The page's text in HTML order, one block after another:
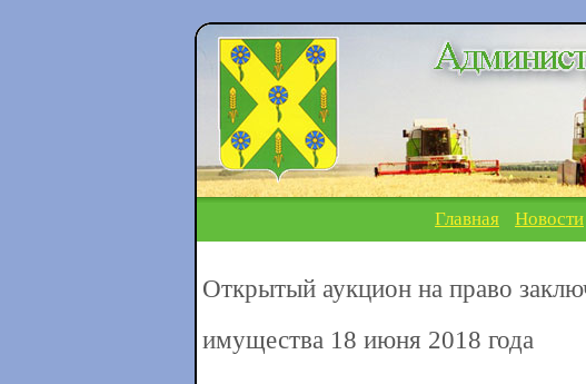
Главная Новости
Открытый аукцион на право
имущества 18 июня 2018 года